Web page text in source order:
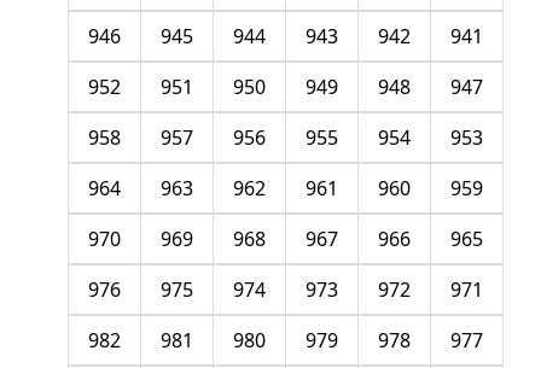
941
942
943
944
945
946
947
948
949
950
951
952
953
954
955
956
957
958
959
960
961
962
963
964
965
966
967
968
969
970
971
972
973
974
975
976
977
978
979
980
981
982